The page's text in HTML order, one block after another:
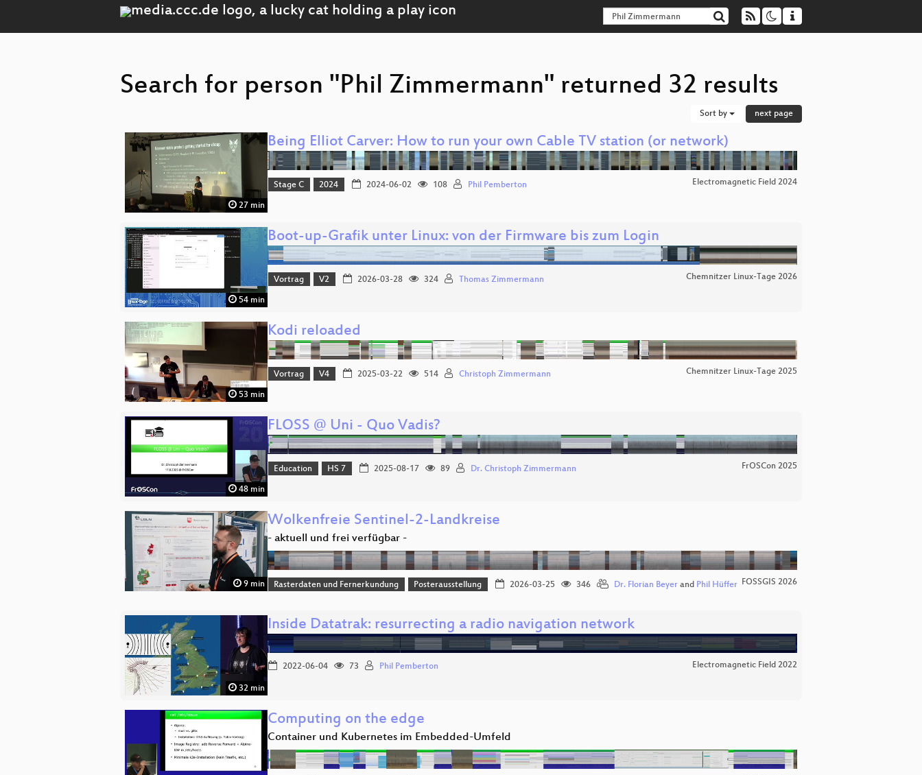
Search for person "Phil Zimmermann" returned 32 results
Sort by next page
27 min
Being Elliot Carver: How to run your own Cable TV station (or network)
Stage C 2024 2024-06-02 108 Phil Pemberton Electromagnetic Field 2024
54 min
Boot-up-Grafik unter Linux: von der Firmware bis zum Login
Vortrag V2 2026-03-28 324 Thomas Zimmermann Chemnitzer Linux-Tage 2026
53 min
Kodi reloaded
Vortrag V4 2025-03-22 514 Christoph Zimmermann Chemnitzer Linux-Tage 2025
48 min
FLOSS @ Uni - Quo Vadis?
Education HS 7 2025-08-17 89 Dr. Christoph Zimmermann FrOSCon 2025
9 min
Wolkenfreie Sentinel-2-Landkreise
- aktuell und frei verfügbar -
Rasterdaten und Fernerkundung Posterausstellung 2026-03-25 346 Dr. Florian Beyerand Phil Hüffer FOSSGIS 2026
32 min
Inside Datatrak: resurrecting a radio navigation network
2022-06-04 73 Phil Pemberton Electromagnetic Field 2022
Computing on the edge
Container und Kubernetes im Embedded-Umfeld